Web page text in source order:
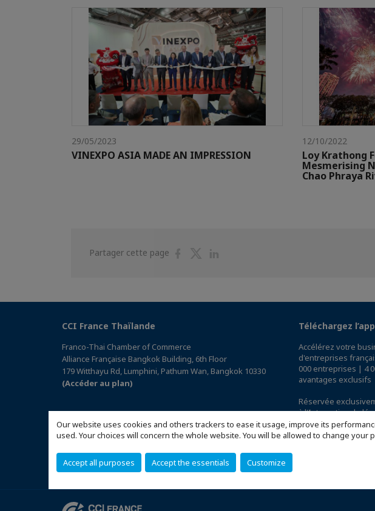
Our website uses cookies and others trackers to ease it usage, improve its
used. Your choices will concern the whole website. You will be allowed to change
Accept all purposes Accept the essentials Customize
29/05/2023
VINEXPO ASIA MADE AN IMPRESSION
12/10/2022
Loy Krathong
Mesmerising
Chao Phraya
Partager cette page
PartagerPartager
CCI France Thaïlande
Franco-Thai Chamber of Commerce
Alliance Française Bangkok Building, 6th Floor
179 Witthayu Rd, Lumphini, Pathum Wan, Bangkok 10330
(Accéder au plan)
Téléchargez
Accélérez votre
d'entreprises
000 entreprises | 4
avantages exclusifs
Réservée
à l'International,